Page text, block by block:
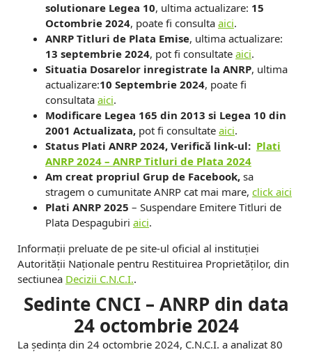
V
a
n
solutionare Legea 10, ultima actualizare: 15
Octombrie 2024, poate fi consulta aici.
ANRP Titluri de Plata Emise, ultima actualizare:
13 septembrie 2024, pot fi consultate aici.
Situatia Dosarelor inregistrate la ANRP, ultima
actualizare:10 Septembrie 2024, poate fi
consultata aici.
Modificare Legea 165 din 2013 si Legea 10 din
2001 Actualizata, pot fi consultate aici.
Status Plati ANRP 2024, Verificǎ link-ul: Plati
ANRP 2024 – ANRP Titluri de Plata 2024
Am creat propriul Grup de Facebook, sa
stragem o cumunitate ANRP cat mai mare, click aici
Plati ANRP 2025 – Suspendare Emitere Titluri de
Plata Despagubiri aici.
Informații preluate de pe site-ul oficial al instituției
Autorității Naționale pentru Restituirea Proprietăților, din
sectiunea Decizii C.N.C.I..
Sedinte CNCI – ANRP din data
24 octombrie 2024
La ședința din 24 octombrie 2024, C.N.C.I. a analizat 80